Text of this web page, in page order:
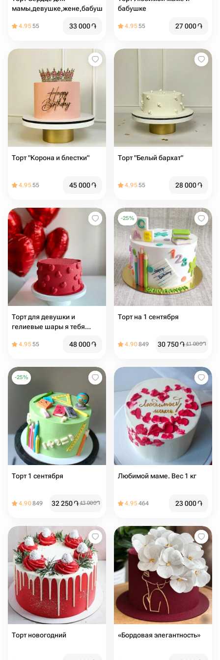
мамы,девушке,жене,бабушке
4.9555 33 000֏
бабушке
4.9555 27 000֏
Торт "Корона и блестки"
4.9555 45 000֏
Торт "Белый бархат"
4.9555 28 000֏
Торт для девушки и
гелиевые шары я тебя
4.9555 48 000֏
-25%
Торт на 1 сентября
4.90849 30 750֏41 000֏
-25%
Торт 1 сентября
4.90849 32 250֏43 000֏
Любимой маме. Вес 1 кг
4.95464 23 000֏
Торт новогодний «Бордовая элегантность»